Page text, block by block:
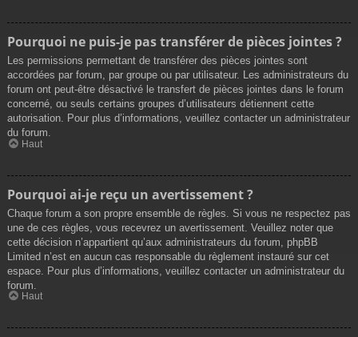
Pourquoi ne puis-je pas transférer de pièces jointes ?
Les permissions permettant de transférer des pièces jointes sont
accordées par forum, par groupe ou par utilisateur. Les administrateurs du
forum ont peut-être désactivé le transfert de pièces jointes dans le forum
concerné, ou seuls certains groupes d’utilisateurs détiennent cette
autorisation. Pour plus d’informations, veuillez contacter un administrateur
du forum.
Haut
Pourquoi ai-je reçu un avertissement ?
Chaque forum a son propre ensemble de règles. Si vous ne respectez pas
une de ces règles, vous recevrez un avertissement. Veuillez noter que
cette décision n’appartient qu’aux administrateurs du forum, phpBB
Limited n’est en aucun cas responsable du règlement instauré sur cet
espace. Pour plus d’informations, veuillez contacter un administrateur du
forum.
Haut